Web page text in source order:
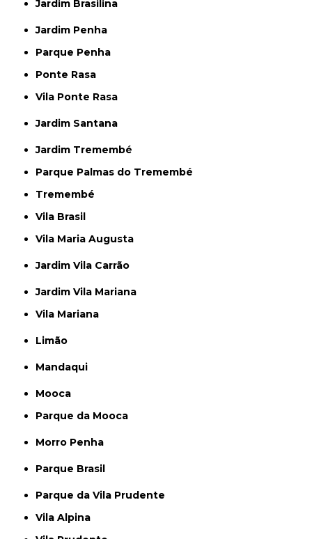
Jardim Brasilina
Jardim Penha
Parque Penha
Ponte Rasa
Vila Ponte Rasa
Jardim Santana
Jardim Tremembé
Parque Palmas do Tremembé
Tremembé
Vila Brasil
Vila Maria Augusta
Jardim Vila Carrão
Jardim Vila Mariana
Vila Mariana
Limão
Mandaqui
Mooca
Parque da Mooca
Morro Penha
Parque Brasil
Parque da Vila Prudente
Vila Alpina